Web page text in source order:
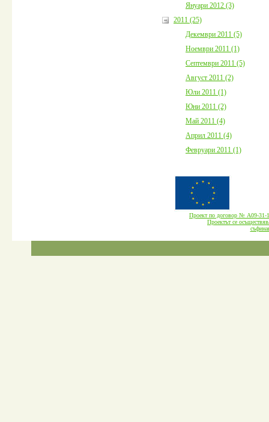
Януари 2012 (3)
2011 (25)
Декември 2011 (5)
Ноември 2011 (1)
Септември 2011 (5)
Август 2011 (2)
Юли 2011 (1)
Юни 2011 (2)
Май 2011 (4)
Април 2011 (4)
Февруари 2011 (1)
Проект по договор № А09-
Проектът се